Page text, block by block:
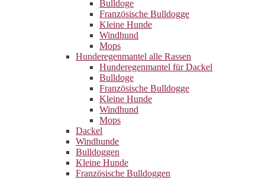
Bulldoge
Französische Bulldogge
Kleine Hunde
Windhund
Mops
Hunderegenman­tel alle Rassen
Hunderegenmantel für Dackel
Bulldoge
Französische Bulldogge
Kleine Hunde
Windhund
Mops
Dackel
Windhunde
Bulldoggen
Kleine Hunde
Französische Bulldoggen